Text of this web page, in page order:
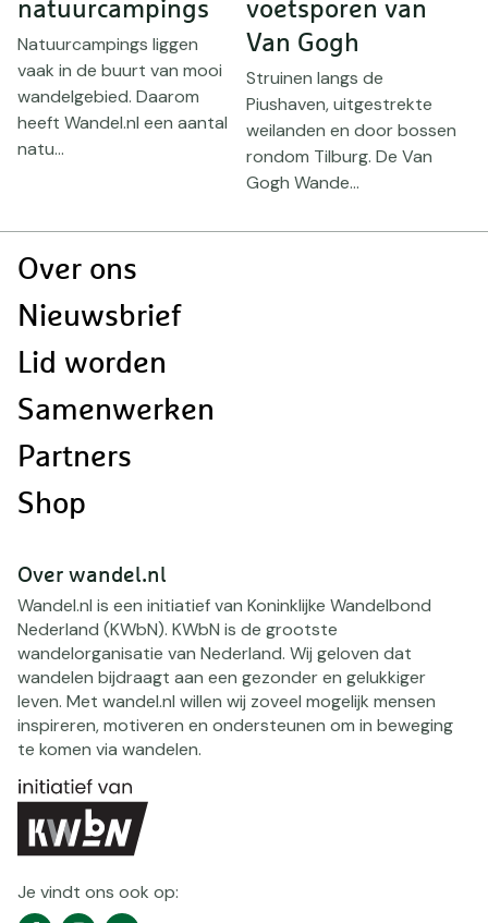
natuurcampings
Natuurcampings liggen
vaak in de buurt van mooi
wandelgebied. Daarom
heeft Wandel.nl een aantal
natu...
voetsporen van
Van Gogh
Struinen langs de
Piushaven, uitgestrekte
weilanden en door bossen
rondom Tilburg. De Van
Gogh Wande...
Doormat
Over ons
Nieuwsbrief
Lid worden
Samenwerken
Partners
Shop
Over wandel.nl
Wandel.nl is een initiatief van Koninklijke Wandelbond
Nederland (KWbN). KWbN is de grootste
wandelorganisatie van Nederland. Wij geloven dat
wandelen bijdraagt aan een gezonder en gelukkiger
leven. Met wandel.nl willen wij zoveel mogelijk mensen
inspireren, motiveren en ondersteunen om in beweging
te komen via wandelen.
Je vindt ons ook op:
Social